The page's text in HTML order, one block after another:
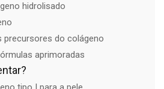
hidrolisado
precursores do colágeno
aprimoradas